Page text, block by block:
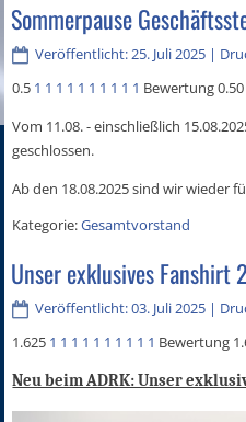
Sommerpause
Veröffentlicht: 25. Juli 2025 |
0.5 1 1 1 1 1 1 1 1 1 1 Bewertung
Vom 11.08. - einschließlich
geschlossen.
Ab den 18.08.2025 sind wir wieder
Kategorie:Gesamtvorstand
Unser exklusives Fanshirt
Veröffentlicht: 03. Juli 2025 |
1.625 1 1 1 1 1 1 1 1 1 1 Bewertung
Neu beim ADRK: Unser